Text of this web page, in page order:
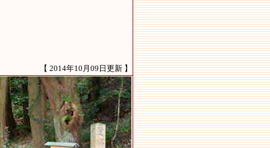
【 2014年10月09日更新 】